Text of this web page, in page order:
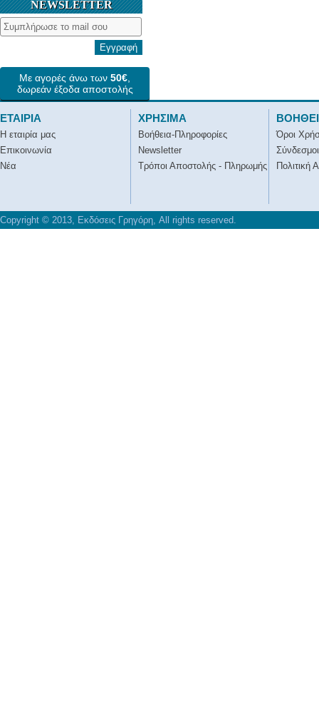
NEWSLETTER
Εγγραφή
Με αγορές άνω των 50€
δωρεάν έξοδα αποστολής
ΕΤΑΙΡΙΑ
Η εταιρία μας
Επικοινωνία
Νέα
ΧΡΗΣΙΜΑ
Βοήθεια-Πληροφορίες
Newsletter
Τρόποι Αποστολής - Πληρωμής
Όροι
Σύνδεσμοι
Πολιτική
Copyright © 2013, Εκδόσεις Γρηγόρη, All rights reserved.